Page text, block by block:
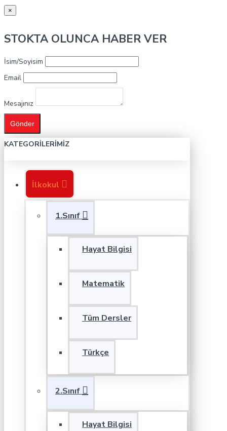
×
STOKTA OLUNCA HABER VER
İsim/Soyisim
Email
Mesajınız
Gönder
KATEGORILERIMIZ
İlkokul
1.Sınıf
Hayat Bilgisi
Matematik
Tüm Dersler
Türkçe
2.Sınıf
Hayat Bilgisi